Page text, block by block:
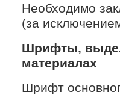
Необходимо
(за
Шрифты,
материалах
Шрифт